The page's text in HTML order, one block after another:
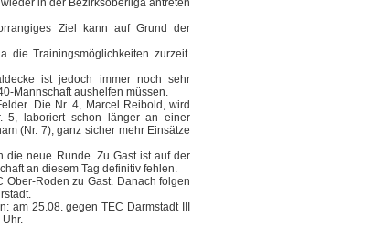
in der Bezirksoberliga antreten
Ziel kann auf Grund der
die Trainingsmöglichkeiten zurzeit
ist jedoch immer noch sehr
Mannschaft aushelfen müssen.
Die Nr. 4, Marcel Reibold, wird
5, laboriert schon länger an einer
(Nr. 7), ganz sicher mehr Einsätze
die neue Runde. Zu Gast ist auf der
an diesem Tag definitiv fehlen.
Ober-Roden zu Gast. Danach folgen
am 25.08. gegen TEC Darmstadt III